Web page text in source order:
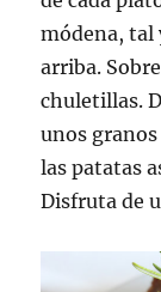
módena, tal
arriba.
chuletillas.
unos
las patatas
Disfruta de